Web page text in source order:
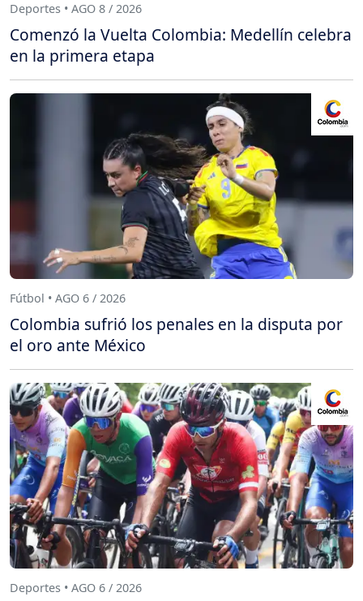
Deportes • AGO 8 / 2026
Comenzó la Vuelta Colombia: Medellín celebra
en la primera etapa
Fútbol • AGO 6 / 2026
Colombia sufrió los penales en la disputa por
el oro ante México
Deportes • AGO 6 / 2026